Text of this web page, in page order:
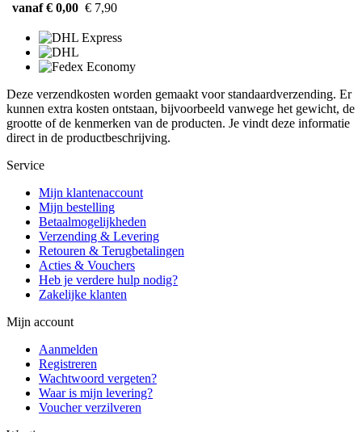
vanaf € 0,00 € 7,90
Deze verzendkosten worden gemaakt voor standaardverzending. Er
kunnen extra kosten ontstaan, bijvoorbeeld vanwege het gewicht, de
grootte of de kenmerken van de producten. Je vindt deze informatie
direct in de productbeschrijving.
Service
Mijn klantenaccount
Mijn bestelling
Betaalmogelijkheden
Verzending & Levering
Retouren & Terugbetalingen
Acties & Vouchers
Heb je verdere hulp nodig?
Zakelijke klanten
Mijn account
Aanmelden
Registreren
Wachtwoord vergeten?
Waar is mijn levering?
Voucher verzilveren